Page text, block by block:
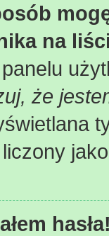
na
że
hasła!